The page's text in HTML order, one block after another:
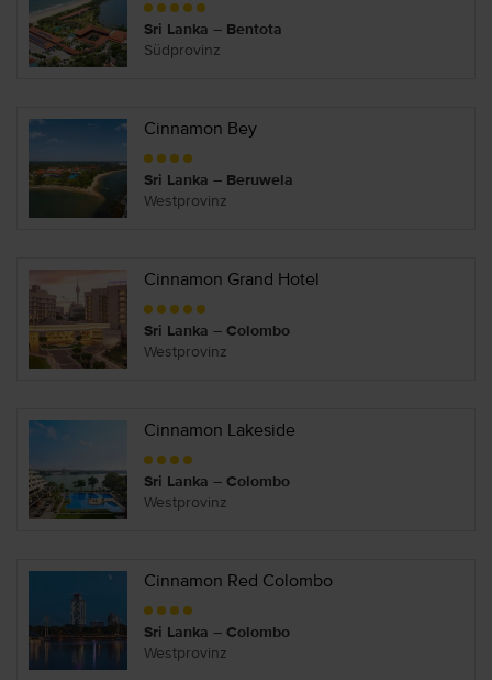
Sri Lanka – Bentota
Südprovinz
Cinnamon Bey
Sri Lanka – Beruwela
Westprovinz
Cinnamon Grand Hotel
Sri Lanka – Colombo
Westprovinz
Cinnamon Lakeside
Sri Lanka – Colombo
Westprovinz
Cinnamon Red Colombo
Sri Lanka – Colombo
Westprovinz